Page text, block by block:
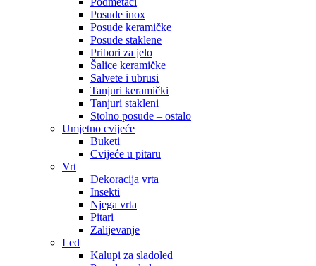
Posude inox
Posude keramičke
Posude staklene
Pribori za jelo
Šalice keramičke
Salvete i ubrusi
Tanjuri keramički
Tanjuri stakleni
Stolno posuđe – ostalo
Umjetno cvijeće
Buketi
Cvijeće u pitaru
Vrt
Dekoracija vrta
Insekti
Njega vrta
Pitari
Zalijevanje
Led
Kalupi za sladoled